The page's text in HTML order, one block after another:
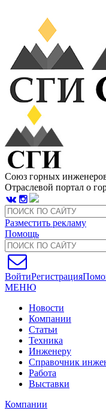
Союз горных
Отраслевой портал о
Разместить рекламу
Помощь
ВойтиРегистрация
МЕНЮ
Новости
Компании
Статьи
Техника
Инженеру
Справочник
Работа
Выставки
Компании